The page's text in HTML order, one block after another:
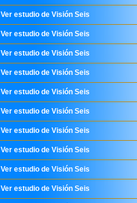
Ver estudio de Visión Seis
Ver estudio de Visión Seis
Ver estudio de Visión Seis
Ver estudio de Visión Seis
Ver estudio de Visión Seis
Ver estudio de Visión Seis
Ver estudio de Visión Seis
Ver estudio de Visión Seis
Ver estudio de Visión Seis
Ver estudio de Visión Seis